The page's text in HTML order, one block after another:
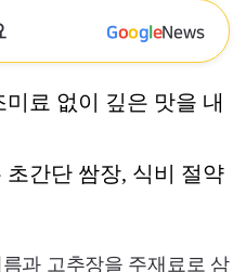
GoogleNews
료 없이 깊은 맛을 내
간단 쌈장, 식비 절약
과 고추장을 주재료로 삼